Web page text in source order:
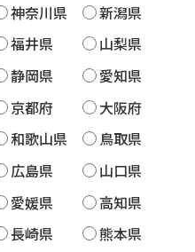
神奈川県
新潟県
福井県
山梨県
静岡県
愛知県
京都府
大阪府
和歌山県
鳥取県
広島県
山口県
愛媛県
高知県
長崎県
熊本県